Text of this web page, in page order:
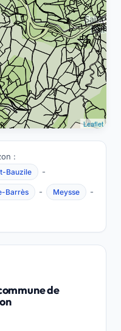
Leaflet
:
Bauzile -
Barrès - Meysse -
de